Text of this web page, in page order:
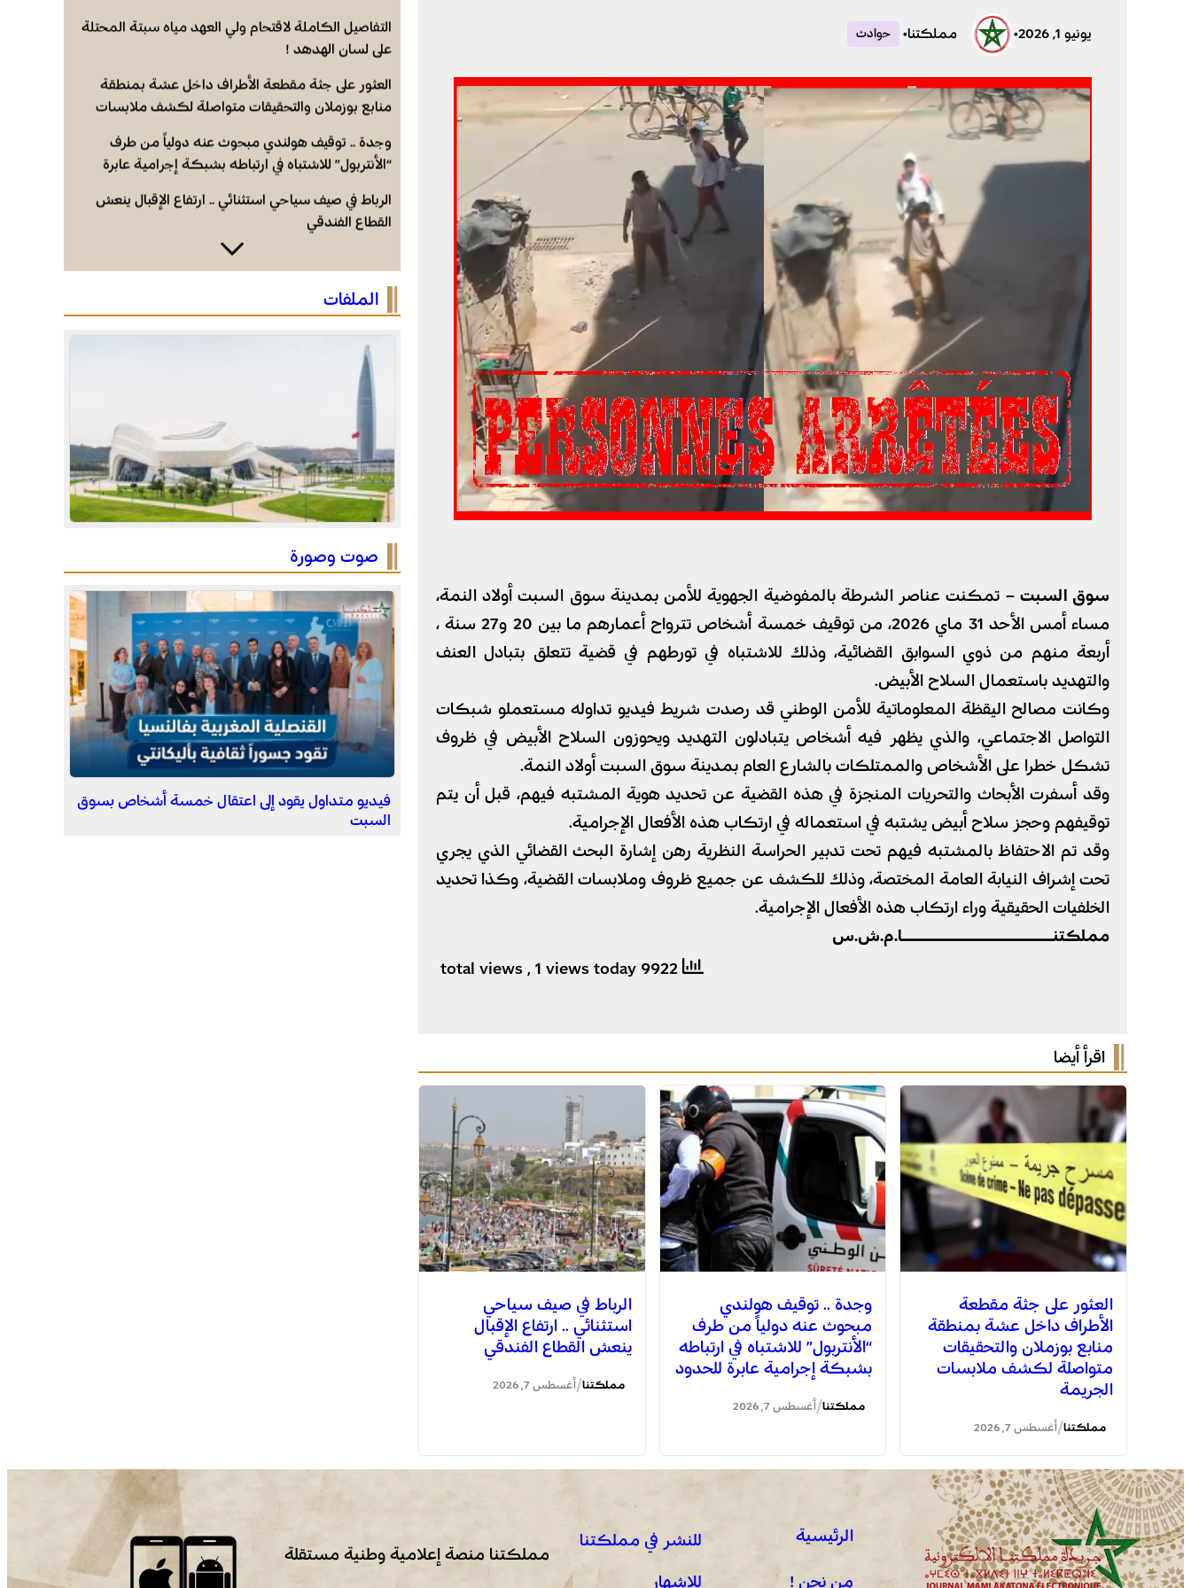
يونيو 1, 2026 • مملكتنا• حوادث
سوق السبت – تمكنت عناصر الشرطة بالمفوضية الجهوية للأمن بمدينة سوق السبت أولاد النمة،
مساء أمس الأحد 31 ماي 2026، من توقيف خمسة أشخاص تترواح أعمارهم ما بين 20 و27 سنة ،
أربعة منهم من ذوي السوابق القضائية، وذلك للاشتباه في تورطهم في قضية تتعلق بتبادل العنف
والتهديد باستعمال السلاح الأبيض.
وكانت مصالح اليقظة المعلوماتية للأمن الوطني قد رصدت شريط فيديو تداوله مستعملو شبكات
التواصل الاجتماعي، والذي يظهر فيه أشخاص يتبادلون التهديد ويحوزون السلاح الأبيض في ظروف
تشكل خطرا على الأشخاص والممتلكات بالشارع العام بمدينة سوق السبت أولاد النمة.
وقد أسفرت الأبحاث والتحريات المنجزة في هذه القضية عن تحديد هوية المشتبه فيهم، قبل أن يتم
توقيفهم وحجز سلاح أبيض يشتبه في استعماله في ارتكاب هذه الأفعال الإجرامية.
وقد تم الاحتفاظ بالمشتبه فيهم تحت تدبير الحراسة النظرية رهن إشارة البحث القضائي الذي يجري
تحت إشراف النيابة العامة المختصة، وذلك للكشف عن جميع ظروف وملابسات القضية، وكذا تحديد
الخلفيات الحقيقية وراء ارتكاب هذه الأفعال الإجرامية.
مملكتنـــــــــــــــــا.م.ش.س
, 1 views today
اقرأ أيضا
العثور على جثة مقطعة
الأطراف داخل عشة بمنطقة
منابع بوزملان والتحقيقات
متواصلة لكشف ملابسات
الجريمة
مملكتنا/أغسطس 7, 2026
وجدة .. توقيف هولندي
مبحوث عنه دولياً من طرف
“الأنتربول” للاشتباه في ارتباطه
بشبكة إجرامية عابرة للحدود
مملكتنا/أغسطس 7, 2026
الرباط في صيف سياحي
استثنائي .. ارتفاع الإقبال
ينعش القطاع الفندقي
مملكتنا/أغسطس 7, 2026
التفاصيل الكاملة لاقتحام ولي العهد مياه سبتة المحتلة
على لسان الهدهد !
العثور على جثة مقطعة الأطراف داخل عشة بمنطقة
منابع بوزملان والتحقيقات متواصلة لكشف ملابسات
وجدة .. توقيف هولندي مبحوث عنه دولياً من طرف
“الأنتربول” للاشتباه في ارتباطه بشبكة إجرامية عابرة
الرباط في صيف سياحي استثنائي .. ارتفاع الإقبال ينعش
القطاع الفندقي
التفاصيل الكاملة لاقتحام ولي العهد مياه سبتة المحتلة
العثور على جثة مقطعة الأطراف داخل عشة بمنطقة
الجريمة
وجدة .. توقيف هولندي مبحوث عنه دولياً من طرف
“الأنتربول” للاشتباه في ارتباطه بشبكة إجرامية عابرة
الرباط في صيف سياحي استثنائي .. ارتفاع الإقبال ينعش
القطاع الفندقي
التفاصيل الكاملة لاقتحام ولي العهد مياه سبتة المحتلة
على لسان الهدهد !
الملفات
صوت وصورة
فيديو متداول يقود إلى اعتقال خمسة أشخاص بسوق
السبت
الرئيسية
من نحن !
للنشر في مملكتنا
للإشهار
مملكتنا منصة إعلامية وطنية مستقلة